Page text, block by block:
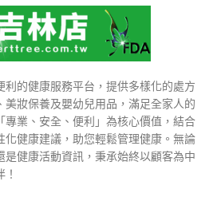
利的健康服務平台，提供多樣化的處方
美妝保養及嬰幼兒用品，滿足全家人的
專業、安全、便利」為核心價值，結合
化健康建議，助您輕鬆管理健康。無論
健康活動資訊，秉承始終以顧客為中